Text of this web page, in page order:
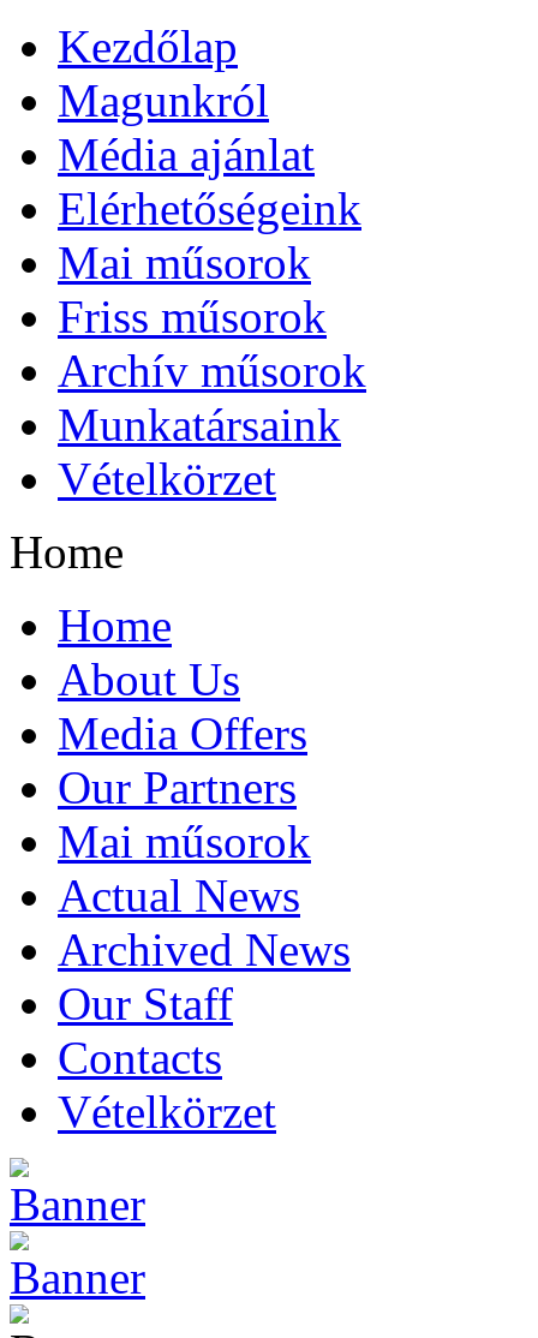
Kezdőlap
Magunkról
Média ajánlat
Elérhetőségeink
Mai műsorok
Friss műsorok
Archív műsorok
Munkatársaink
Vételkörzet
Home
Home
About Us
Media Offers
Our Partners
Mai műsorok
Actual News
Archived News
Our Staff
Contacts
Vételkörzet